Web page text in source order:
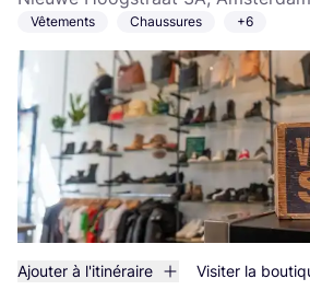
Vêtements Chaussures +6
Ajouter à l'itinéraire Visiter la